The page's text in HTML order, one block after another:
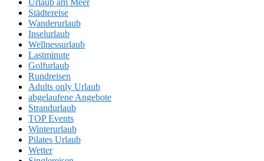
Urlaub am Meer
Städtereise
Wanderurlaub
Inselurlaub
Wellnessurlaub
Lastminute
Golfurlaub
Rundreisen
Adults only Urlaub
abgelaufene Angebote
Strandurlaub
TOP Events
Winterurlaub
Pilates Urlaub
Wetter